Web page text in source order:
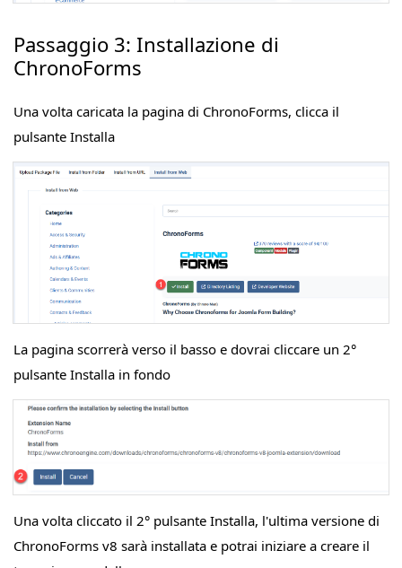
Passaggio 3: Installazione di
ChronoForms
Una volta caricata la pagina di ChronoForms, clicca il
pulsante Installa
La pagina scorrerà verso il basso e dovrai cliccare un 2°
pulsante Installa in fondo
Una volta cliccato il 2° pulsante Installa, l'ultima versione di
ChronoForms v8 sarà installata e potrai iniziare a creare il